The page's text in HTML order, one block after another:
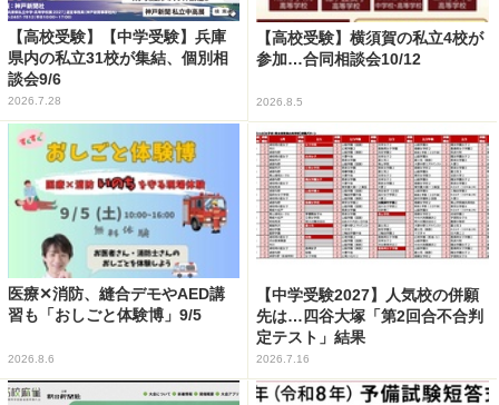
【高校受験】【中学受験】兵庫
県内の私立31校が集結、個別相
談会9/6
2026.7.28
【高校受験】横須賀の私立4校が
参加…合同相談会10/12
2026.8.5
医療✕消防、縫合デモやAED講
習も「おしごと体験博」9/5
2026.8.6
【中学受験2027】人気校の併願
先は…四谷大塚「第2回合不合判
定テスト」結果
2026.7.16